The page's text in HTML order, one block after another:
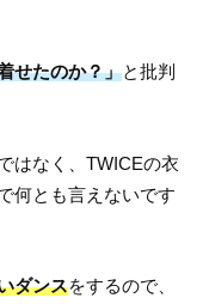
せたのか？」と批判
はなく、TWICEの衣
何とも言えないです
ダンスをするので、